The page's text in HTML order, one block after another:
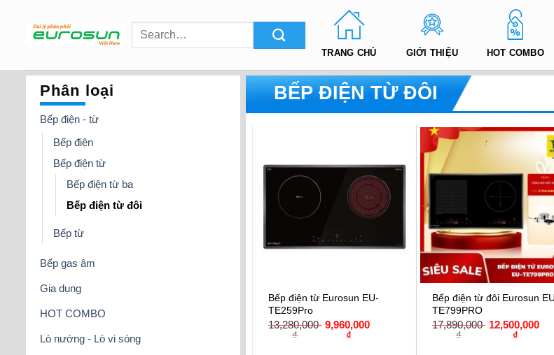
content
TRANG CHỦ GIỚI THIỆU HOT COMBO
Phân loại
Bếp điện - từ
Bếp điện
Bếp điện từ
Bếp điện từ ba
Bếp điện từ đôi
Bếp từ
Bếp gas âm
Gia dụng
HOT COMBO
Lò nướng - Lò vi sóng
BẾP ĐIỆN TỪ ĐÔI
Bếp điện từ Eurosun EU-
TE259Pro
13,280,000
₫
9,960,000
₫
Bếp điện từ đôi Eurosun
TE799PRO
17,890,000
₫
12,500,000
₫